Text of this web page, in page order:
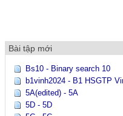
Bài tập mới
Bs10 - Binary search 10
b1vinh2024 - B1 HSGTP
5A(edited) - 5A
5D - 5D